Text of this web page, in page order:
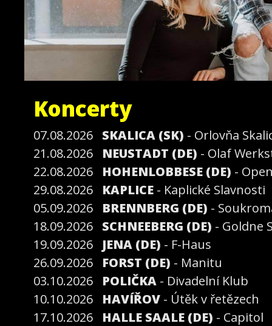
Koncerty
07.08.2026 SKALICA (SK) - Orlovňa
21.08.2026
NEUSTADT (DE) - Olaf
22.08.2026
HOHENLOBBESE (DE) -
29.08.2026
KAPLICE - Kaplické Slavnosti
05.09.2026
BRENNBERG (DE) -
18.09.2026 SCHNEEBERG (DE) - Goldne
19.09.2026
JENA (DE) - F-Haus
26.09.2026
FORST (DE) - Manitu
03.10.2026
POLIČKA - Divadelní Klub
10.10.2026
HAVÍŘOV - Útěk v řetězech
17.10.2026
HALLE SAALE (DE) - Capitol